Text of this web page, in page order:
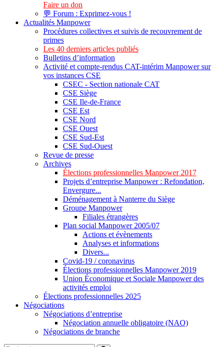
Faire un don
💬 Forum : Exprimez-vous !
Actualités Manpower
Procédures collectives et suivis de recouvrement de
primes
Les 40 derniers articles publiés
Bulletins d’information
Activité et compte-rendus CAT-intérim Manpower sur
vos instances CSE
CSEC - Section nationale CAT
CSE Siège
CSE Ile-de-France
CSE Est
CSE Nord
CSE Ouest
CSE Sud-Est
CSE Sud-Ouest
Revue de presse
Archives
Élections professionnelles Manpower 2017
Projets d’entreprise Manpower : Refondation,
Envergure...
Déménagement à Nanterre du Siège
Groupe Manpower
Filiales étrangères
Plan social Manpower 2005/07
Actions et évènements
Analyses et informations
Divers...
Covid-19 / coronavirus
Élections professionnelles Manpower 2019
Union Économique et Sociale Manpower des
activités emploi
Élections professionnelles 2025
Négociations
Négociations d’entreprise
Négociation annuelle obligatoire (NAO)
Négociations de branche